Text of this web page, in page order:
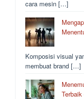
cara mesin […]
Komposisi visual
membuat brand […]